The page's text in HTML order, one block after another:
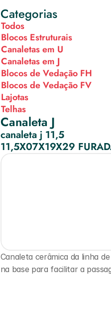
Categorias
Todos
Blocos Estruturais
Canaletas em U
Canaletas em J
Blocos de Vedação FH
Blocos de Vedação FV
Lajotas
Telhas
Canaleta J
canaleta j 11,5
11,5X07X19X29
Canaleta cerâmica da linha
na base para facilitar a